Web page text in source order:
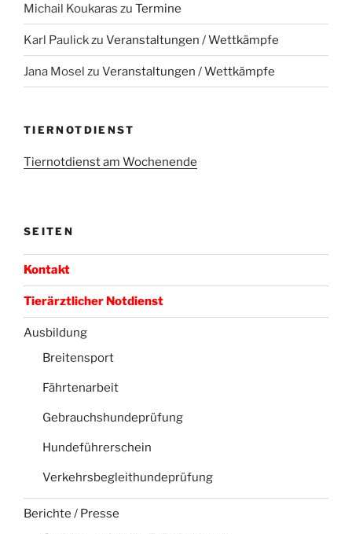
Michail Koukaras zu Termine
Karl Paulickzu Veranstaltungen / Wettkämpfe
Jana Mosel zu Veranstaltungen / Wettkämpfe
TIERNOTDIENST
Tiernotdienst am Wochenende
SEITEN
Kontakt
Tierärztlicher Notdienst
Ausbildung
Breitensport
Fährtenarbeit
Gebrauchshundeprüfung
Hundeführerschein
Verkehrsbegleithundeprüfung
Berichte / Presse